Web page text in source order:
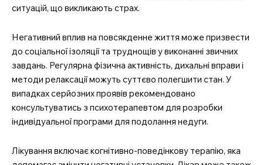
ситуацій, що викликають страх.
Негативний вплив на повсякденне життя може призвести
до соціальної ізоляції та труднощів у виконанні звичних
завдань. Регулярна фізична активність, дихальні вправи і
методи релаксації можуть суттєво полегшити стан. У
випадках серйозних проявів рекомендовано
консультуватись з психотерапевтом для розробки
індивідуальної програми для подолання недуги.
Лікування включає когнітивно-поведінкову терапію, яка